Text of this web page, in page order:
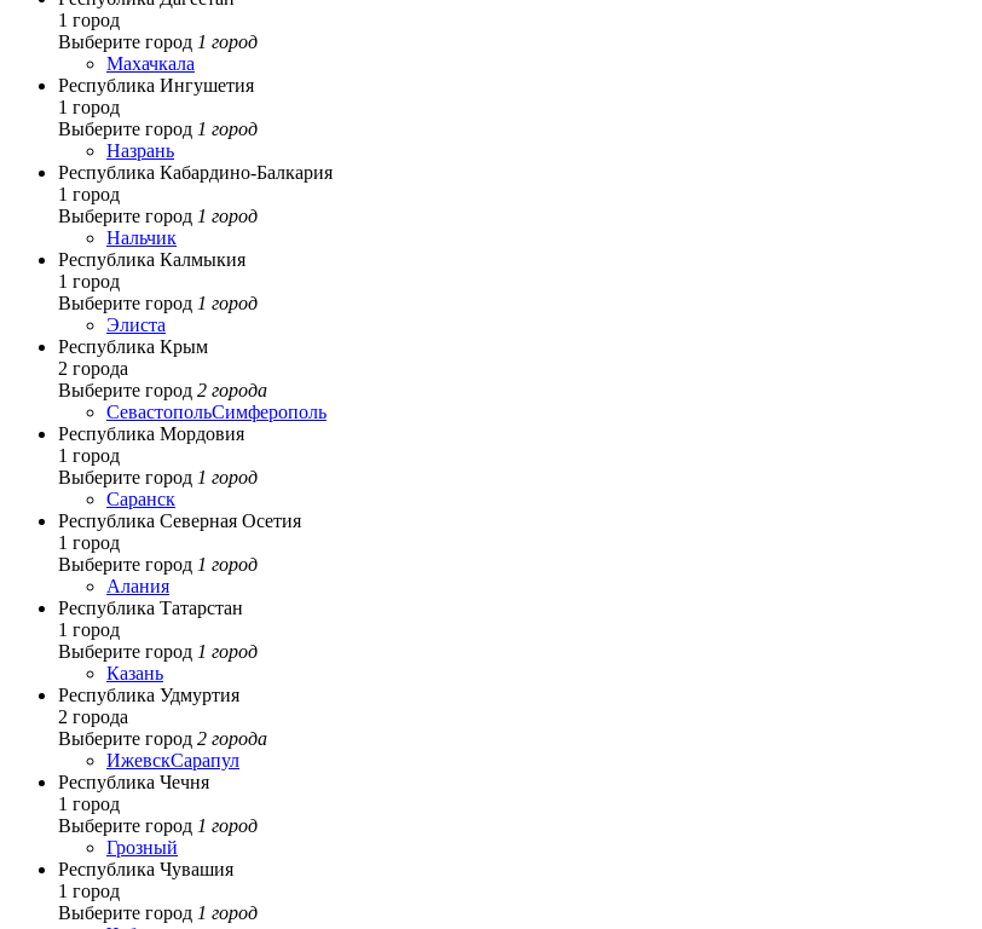
1 город
Выберите город 1 город
Махачкала
Республика Ингушетия
1 город
Выберите город 1 город
Назрань
Республика Кабардино-Балкария
1 город
Выберите город 1 город
Нальчик
Республика Калмыкия
1 город
Выберите город 1 город
Элиста
Республика Крым
2 города
Выберите город 2 города
СевастопольСимферополь
Республика Мордовия
1 город
Выберите город 1 город
Саранск
Республика Северная Осетия
1 город
Выберите город 1 город
Алания
Республика Татарстан
1 город
Выберите город 1 город
Казань
Республика Удмуртия
2 города
Выберите город 2 города
ИжевскСарапул
Республика Чечня
1 город
Выберите город 1 город
Грозный
Республика Чувашия
1 город
Выберите город 1 город